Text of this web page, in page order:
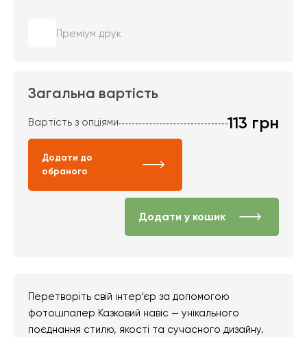
Преміум друк
Загальна вартість
Вартість з опціями 113 грн
Додати до
обраного
Додати у кошик
Перетворіть свій інтер’єр за допомогою
фотошпалер Казковий навіс — унікального
поєднання стилю, якості та сучасного дизайну.